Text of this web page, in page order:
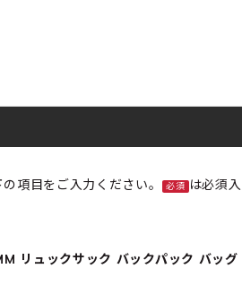
項目をご入力ください。 必須 は必須入
リュックサック バックパック バッ